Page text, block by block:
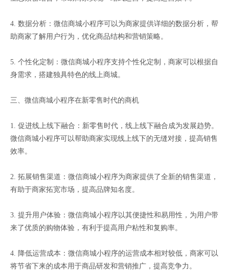
4. 数据分析：微信商城小程序可以为商家提供详细的数据分析，帮
助商家了解用户行为，优化商品结构和营销策略。
5. 个性化定制：微信商城小程序支持个性化定制，商家可以根据自
身需求，搭建独具特色的线上商城。
三、微信商城小程序在新零售时代的商机
1. 促进线上线下融合：新零售时代，线上线下融合成为发展趋势。
微信商城小程序可以帮助商家实现线上线下的无缝对接，提高销售
效率。
2. 拓展销售渠道：微信商城小程序为商家提供了全新的销售渠道，
有助于商家拓宽市场，提高品牌知名度。
3. 提升用户体验：微信商城小程序以其便捷性和易用性，为用户带
来了优质的购物体验，有利于提高用户粘性和复购率。
4. 降低运营成本：微信商城小程序的运营成本相对较低，商家可以
将节省下来的成本用于商品研发和营销推广，提高竞争力。